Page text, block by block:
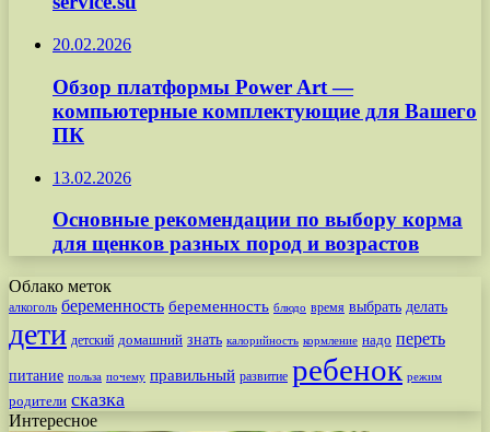
20.02.2026
Обзор платформы Power Art —
компьютерные комплектующие для Вашего
ПК
13.02.2026
Основные рекомендации по выбору корма
для щенков разных пород и возрастов
Облако меток
алкоголь беременность беременность блюдо время выбрать делать
дети детский домашний знать калорийность кормление надо переть
питание польза почему правильный развитие ребенок режим
родители сказка
Интересное